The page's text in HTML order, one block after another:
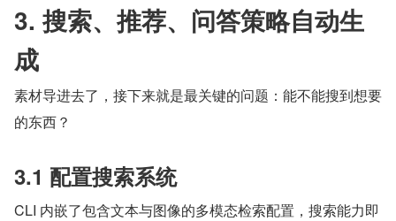
3. 搜索、推荐、问答策略自动生
成
素材导进去了，接下来就是最关键的问题：能不能搜到想要
的东西？
3.1 配置搜索系统
CLI 内嵌了包含文本与图像的多模态检索配置，搜索能力即